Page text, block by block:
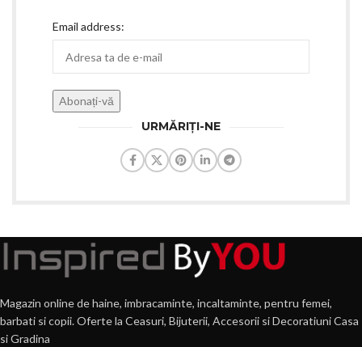
Email address:
URMĂRIȚI-NE
Magazin online de haine, imbracaminte, incaltaminte, pentru femei,
barbati si copii. Oferte la Ceasuri, Bijuterii, Accesorii si Decoratiuni Casa
si Gradina